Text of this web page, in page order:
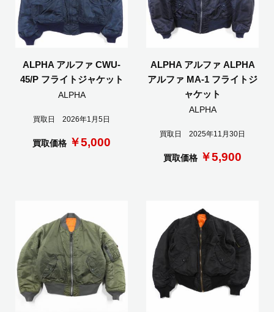
ALPHA アルファ CWU-
45/P フライトジャケット
ALPHA
買取日 2026年1月5日
買取価格 ￥5,000
ALPHA アルファ ALPHA
アルファ MA-1 フライトジ
ャケット
ALPHA
買取日 2025年11月30日
買取価格 ￥5,900